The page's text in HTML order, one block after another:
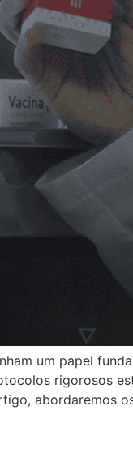
um papel
rigorosos
abordaremos